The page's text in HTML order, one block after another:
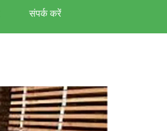
संपर्क करें